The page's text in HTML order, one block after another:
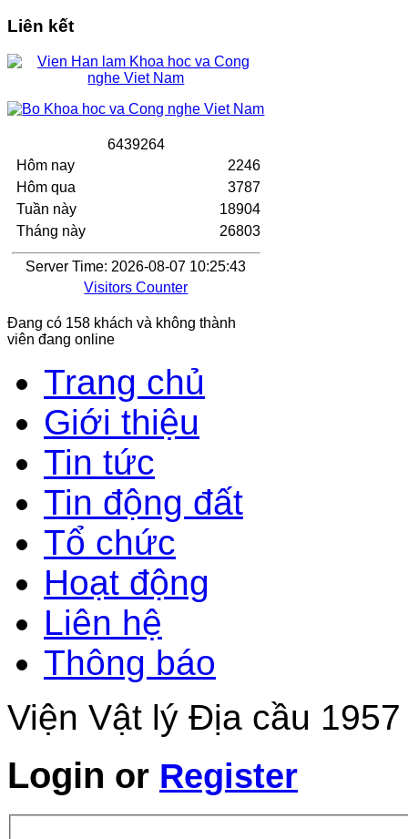
Liên kết
6439264
Hôm nay
Hôm qua
Tuần này
Tháng này
2246
3787
18904
26803
Server Time: 2026-08-07 10:25:43
Visitors Counter
Đang có 158 khách và không thành
viên đang online
Trang chủ
Giới thiệu
Tin tức
Tin động đất
Tổ chức
Hoạt động
Liên hệ
Thông báo
Viện Vật lý Địa cầu
Login or Register